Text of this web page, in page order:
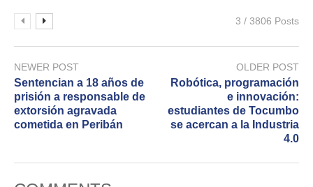
3 / 3806 Posts
NEWER POST
Sentencian a 18 años de
prisión a responsable de
extorsión agravada
cometida en Peribán
OLDER POST
Robótica, programación
e innovación:
estudiantes de Tocumbo
se acercan a la Industria
4.0